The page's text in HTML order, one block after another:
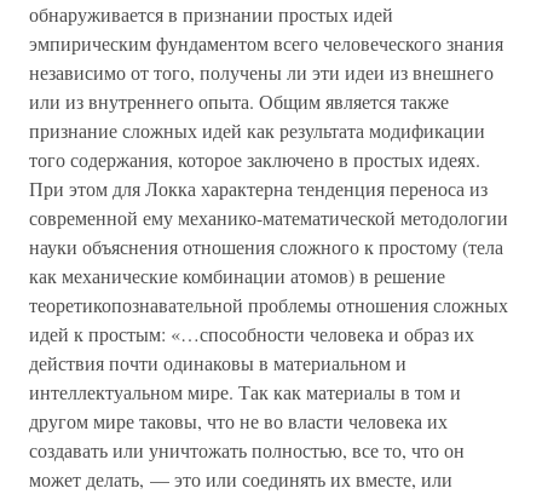
обнаруживается в признании простых идей
эмпирическим фундаментом всего человеческого знания
независимо от того, получены ли эти идеи из внешнего
или из внутреннего опыта. Общим является также
признание сложных идей как результата модификации
того содержания, которое заключено в простых идеях.
При этом для Локка характерна тенденция переноса из
современной ему механико-математической методологии
науки объяснения отношения сложного к простому (тела
как механические комбинации атомов) в решение
теоретикопознавательной проблемы отношения сложных
идей к простым: «…способности человека и образ их
действия почти одинаковы в материальном и
интеллектуальном мире. Так как материалы в том и
другом мире таковы, что не во власти человека их
создавать или уничтожать полностью, все то, что он
может делать, — это или соединять их вместе, или